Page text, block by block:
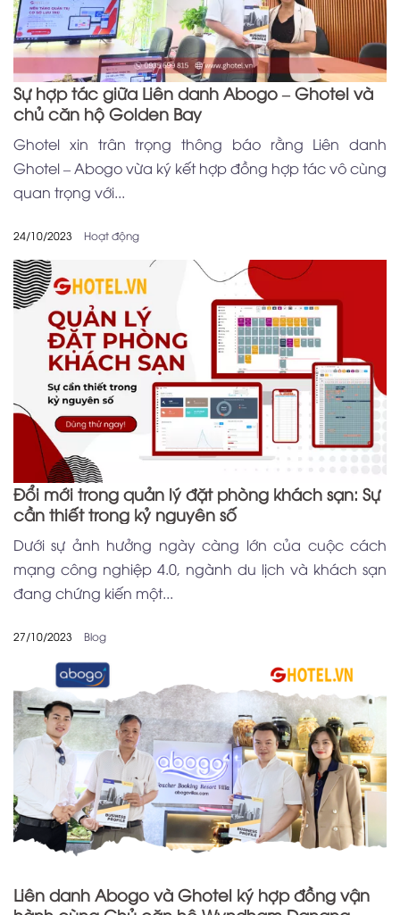
Sự hợp tác giữa Liên danh Abogo – Ghotel và
chủ căn hộ Golden Bay
Ghotel xin trân trọng thông báo rằng Liên danh
Ghotel – Abogo vừa ký kết hợp đồng hợp tác vô cùng
quan trọng với...
24/10/2023 Hoạt động
Đổi mới trong quản lý đặt phòng khách sạn: Sự
cần thiết trong kỷ nguyên số
Dưới sự ảnh hưởng ngày càng lớn của cuộc cách
mạng công nghiệp 4.0, ngành du lịch và khách sạn
đang chứng kiến một...
27/10/2023 Blog
Liên danh Abogo và Ghotel ký hợp đồng vận